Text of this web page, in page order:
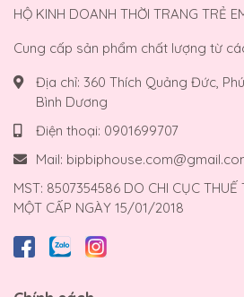
HỘ KINH DOANH THỜI TRANG TRẺ
Cung cấp sản phẩm chất lượng từ
Địa chỉ: 360 Thích Quảng Đức,
Bình Dương
Điện thoại: 0901699707
Mail:
MST: 8507354586 DO CHI CỤC THUẾ
MỘT CẤP NGÀY 15/01/2018